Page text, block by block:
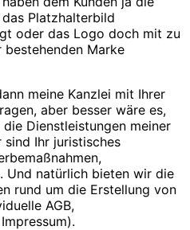
Platzhalterbild
oder das Logo doch mit zu
Marke
meine Kanzlei mit Ihrer
aber besser wäre es,
Dienstleistungen meiner
sind Ihr juristisches
Und natürlich bieten wir die
rund um die Erstellung von
AGB,